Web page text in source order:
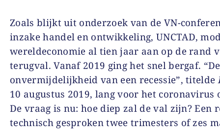
Zoals blijkt uit onderzoek van de VN-
inzake handel en ontwikkeling, UNCTAD,
wereldeconomie al tien jaar aan op de rand
terugval. Vanaf 2019 ging het snel bergaf. “De
onvermijdelijkheid van een recessie”, titelde
10 augustus 2019, lang voor het coronavirus
De vraag is nu: hoe diep zal de val zijn? Een
technisch gesproken twee trimesters of zes